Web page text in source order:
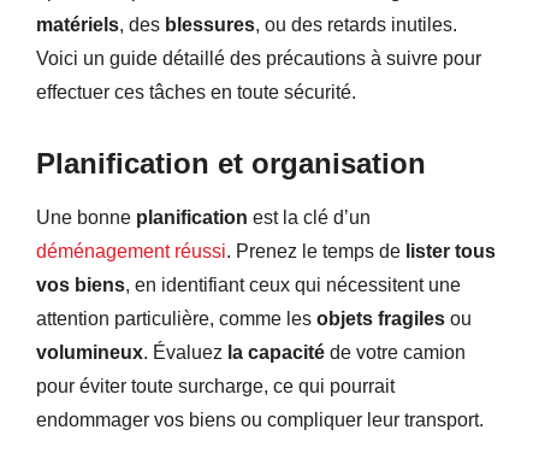
matériels, des blessures, ou des retards inutiles.
Voici un guide détaillé des précautions à suivre pour
effectuer ces tâches en toute sécurité.
Planification et organisation
Une bonne planification est la clé d’un
déménagement réussi. Prenez le temps de lister tous
vos biens, en identifiant ceux qui nécessitent une
attention particulière, comme les objets fragiles ou
volumineux. Évaluez la capacité de votre camion
pour éviter toute surcharge, ce qui pourrait
endommager vos biens ou compliquer leur transport.